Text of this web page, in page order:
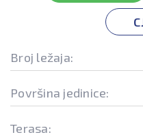
Broj ležaja:
Površina jedinice:
Terasa: